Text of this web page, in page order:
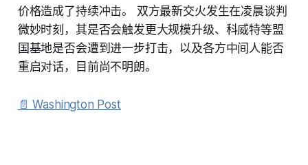
价格造成了持续冲击。 双方最新交火发生在凌晨谈判
微妙时刻，其是否会触发更大规模升级、科威特等盟
国基地是否会遭到进一步打击，以及各方中间人能否
重启对话，目前尚不明朗。
📄 Washington Post